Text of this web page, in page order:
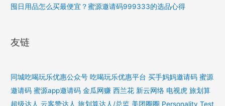
囤日用品怎么买最便宜？蜜源邀请码999333的选品心得
友链
同城吃喝玩乐优惠公众号 吃喝玩乐优惠平台 买手妈妈邀请码 蜜源
邀请码 蜜源app邀请码 金瓜网赚 西兰花 新云网络 电视虎 旅划算
超级达人 云客赞达人 旅划算达人/总监 美团圈圈 Personality Test